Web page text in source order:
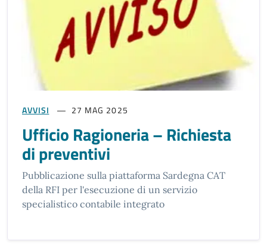
AVVISI 27 MAG 2025
Ufficio Ragioneria – Richiesta
di preventivi
Pubblicazione sulla piattaforma Sardegna CAT
della RFI per l'esecuzione di un servizio
specialistico contabile integrato